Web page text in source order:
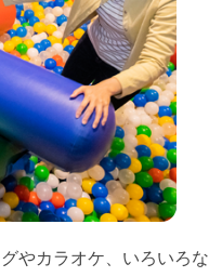
やカラオケ、いろいろな